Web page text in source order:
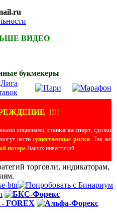
ВИДЕО
букмекеры
!!!!
опционами, ставки на спорт, сделки
нестисущественные риски. Так же
потере Ваших инвестиций.
торговли, индикаторам,